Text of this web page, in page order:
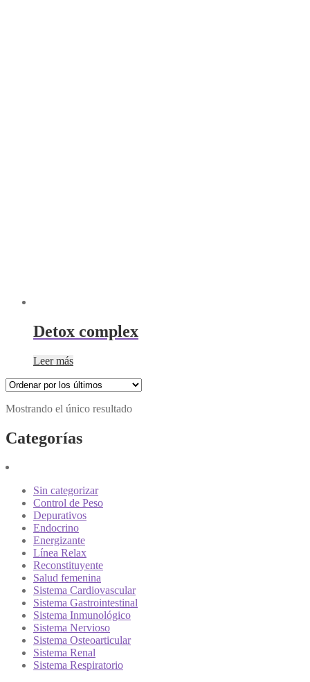
Detox complex
Leer más
Mostrando el único resultado
Categorías
Sin categorizar
Control de Peso
Depurativos
Endocrino
Energizante
Línea Relax
Reconstituyente
Salud femenina
Sistema Cardiovascular
Sistema Gastrointestinal
Sistema Inmunológico
Sistema Nervioso
Sistema Osteoarticular
Sistema Renal
Sistema Respiratorio